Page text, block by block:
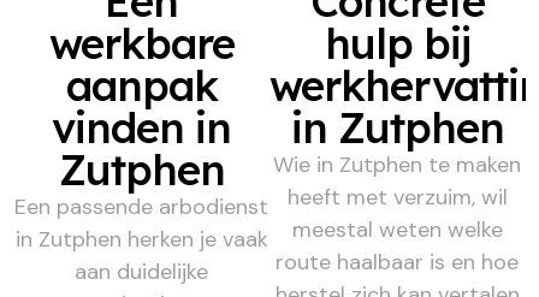
werkbare
aanpak
vinden in
Zutphen
Een passende arbodienst
in Zutphen herken je vaak
aan duidelijke
hulp bij
in Zutphen
Wie in Zutphen te maken
heeft met verzuim, wil
meestal weten welke
route haalbaar is en hoe